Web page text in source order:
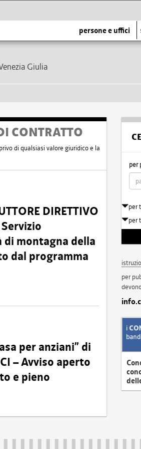
persone e uffici
Giulia
CONTRATTO
di qualsiasi valore giuridico e la
DIRETTIVO
montagna della
dal programma
per anziani” di
– Avviso aperto
e pieno
per
per
per
per